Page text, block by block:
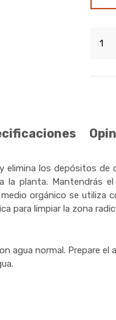
elimina los depósitos
la planta. Mantendrás
orgánico se utiliza
para limpiar la zona
agua normal. Prepare